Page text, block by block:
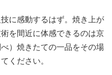
に感動するはず。焼き上が
を間近に体感できるのは京
）焼きたての一品をその場
ください。